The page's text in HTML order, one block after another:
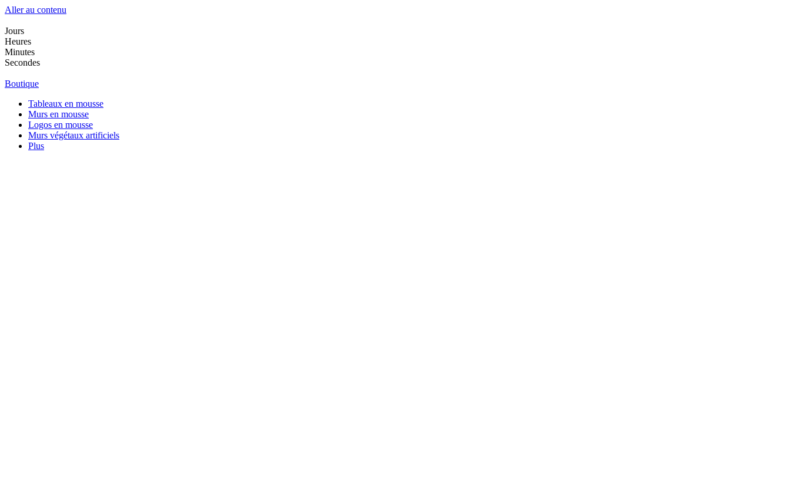
Aller au contenu
Jours
Heures
Minutes
Secondes
Boutique
Tableaux en mousse
Murs en mousse
Logos en mousse
Murs végétaux artificiels
Plus